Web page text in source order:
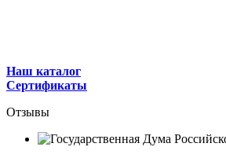
Наш каталог
Сертификаты
Отзывы